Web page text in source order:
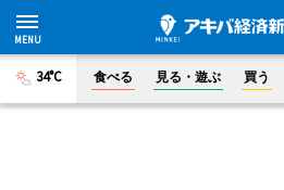
34°C 食べる 見る・遊ぶ 買う